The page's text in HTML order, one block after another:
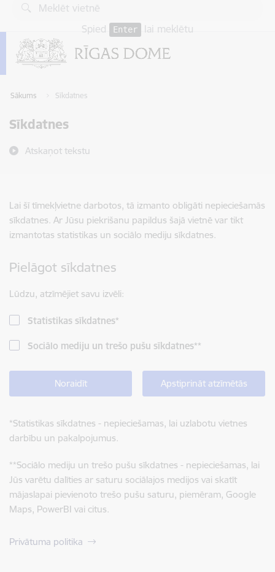
Pāriet uz lapas saturu
Spied
Enter lai meklētu
Sākums Sīkdatnes
Sīkdatnes
Atskaņot tekstu
Lai šī tīmekļvietne darbotos, tā izmanto obligāti nepieciešamās
sīkdatnes. Ar Jūsu piekrišanu papildus šajā vietnē var tikt
izmantotas statistikas un sociālo mediju sīkdatnes.
Pielāgot sīkdatnes
Lūdzu, atzīmējiet savu izvēli:
Statistikas sīkdatnes*
Sociālo mediju un trešo pušu sīkdatnes**
Noraidīt Apstiprināt atzīmētās
*Statistikas sīkdatnes - nepieciešamas, lai uzlabotu vietnes
darbību un pakalpojumus.
**Sociālo mediju un trešo pušu sīkdatnes - nepieciešamas, lai
Jūs varētu dalīties ar saturu sociālajos medijos vai skatīt
mājaslapai pievienoto trešo pušu saturu, piemēram, Google
Maps, PowerBI vai citus.
Privātuma politika